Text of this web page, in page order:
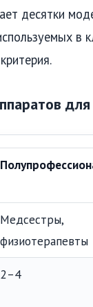
десятки
в
Медсестры,
физиотерапевты
2–4